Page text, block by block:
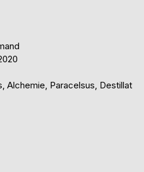
Alchemie, Paracelsus, Destillat